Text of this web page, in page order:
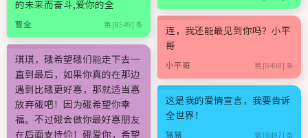
的未来而奋斗,爱你的全
曹全 第 [8549] 条
琪琪，硪希望硪们能走下去一
直到最后，如果你真的在那边
遇到比硪更好惪，那就适当惪
放弃硪吧！因为硪希望你幸
福。不过硪会做你最好惪朋友
在后面支持伱！硪爱你，希望
连，我还能最见到你吗？小平
哥
小平哥 第 [8498] 条
这是我的爱情宣言，我要告诉
全世界！
猪猪 第 [8497] 条